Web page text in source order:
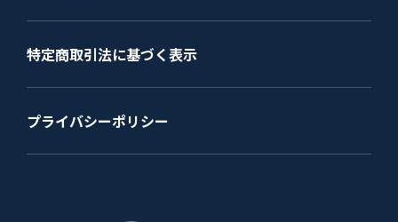
特定商取引法に基づく表示
プライバシーポリシー